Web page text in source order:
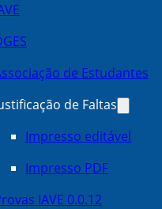
de Estudantes
de Faltas
Impresso editável
Impresso PDF
IAVE 0.0.12